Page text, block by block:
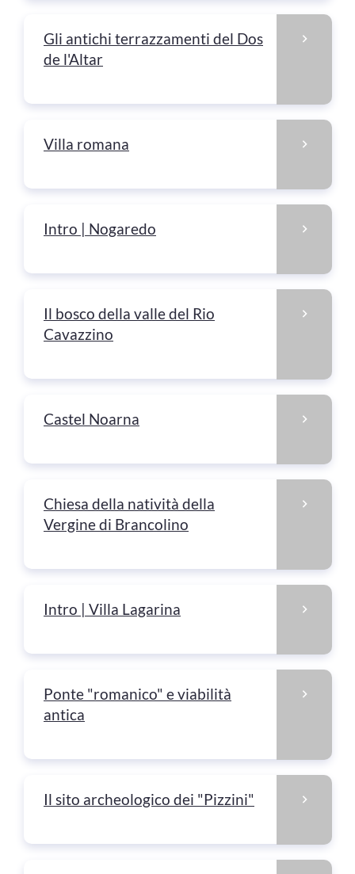
Gli antichi terrazzamenti del Dos
de l'Altar
Villa romana
Intro | Nogaredo
Il bosco della valle del Rio
Cavazzino
Castel Noarna
Chiesa della natività della
Vergine di Brancolino
Intro | Villa Lagarina
Ponte "romanico" e viabilità
antica
Il sito archeologico dei "Pizzini"